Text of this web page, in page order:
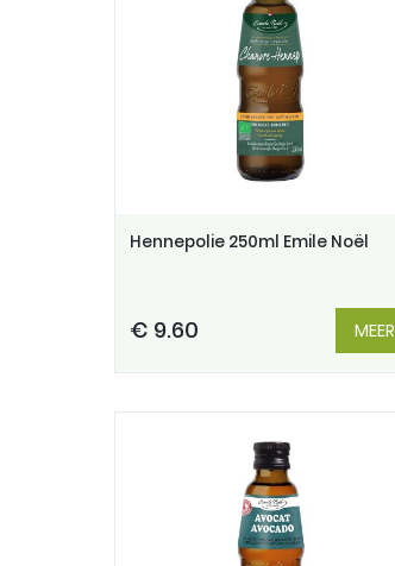
Hennepolie 250ml Emile Noël
€ 9.60 MEER